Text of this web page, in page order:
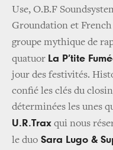
Use, O.B.F
Groundation et
groupe mythique de
quatuor La P’tite
jour des festivités.
confié les clés du
déterminées les unes
U.R.Trax qui nous
le duo Sara Lugo &